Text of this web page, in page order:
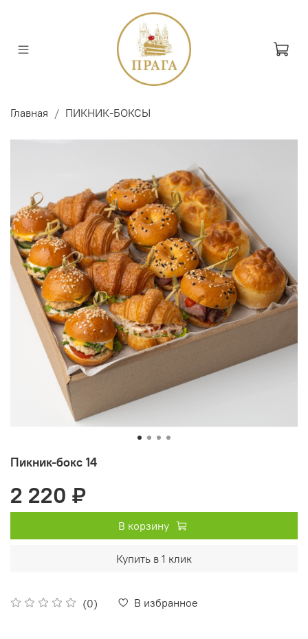
Главная ПИКНИК-БОКСЫ
Пикник-бокс 14
(0) В избранное
2 220 ₽
В корзину
Купить в 1 клик